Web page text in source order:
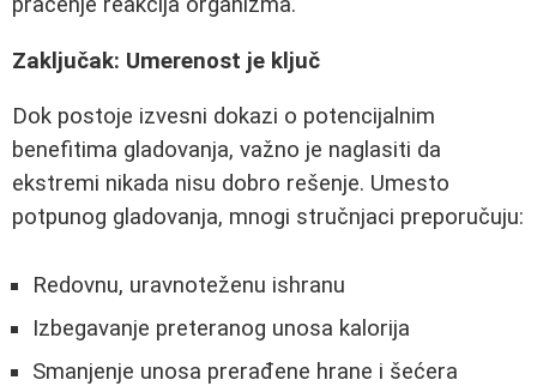
Zaključak: Umerenost je ključ
Dok postoje izvesni dokazi o potencijalnim
benefitima gladovanja, važno je naglasiti da
ekstremi nikada nisu dobro rešenje. Umesto
potpunog gladovanja, mnogi stručnjaci preporučuju:
Redovnu, uravnoteženu ishranu
Izbegavanje preteranog unosa kalorija
Smanjenje unosa prerađene hrane i šećera